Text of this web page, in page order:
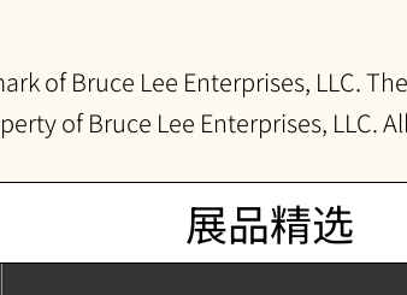
of Bruce Lee Enterprises, LLC.
of Bruce Lee Enterprises, LLC.
展品精选